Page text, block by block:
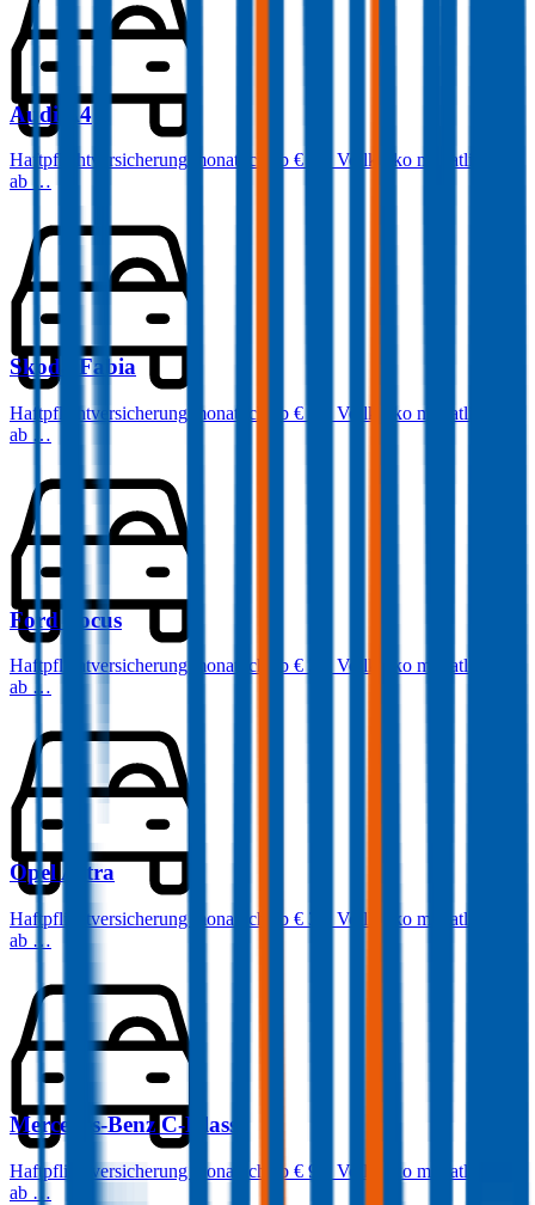
Audi A4
Haftpflichtversicherung monatlich ab € 87
Vollkasko monatlich
ab …
Skoda Fabia
Haftpflichtversicherung monatlich ab € 34
Vollkasko monatlich
ab …
Ford Focus
Haftpflichtversicherung monatlich ab € 32
Vollkasko monatlich
ab …
Opel Astra
Haftpflichtversicherung monatlich ab € 36
Vollkasko monatlich
ab …
Mercedes-Benz C-Klasse
Haftpflichtversicherung monatlich ab € 99
Vollkasko monatlich
ab …